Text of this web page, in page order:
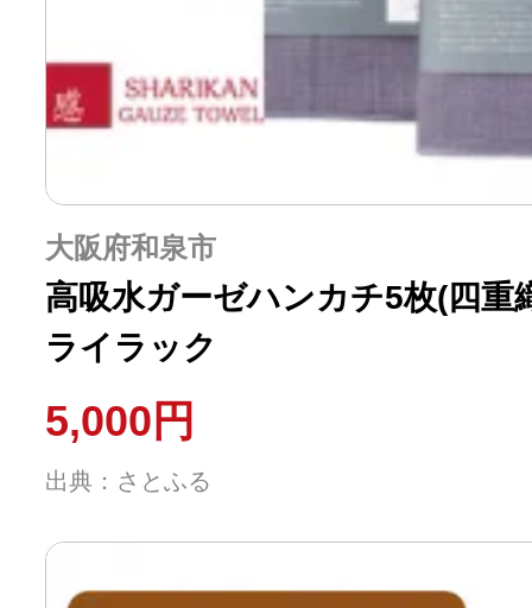
大阪府和泉市
高吸水ガーゼハンカチ5枚(四重
ライラック
5,000円
出典：さとふる